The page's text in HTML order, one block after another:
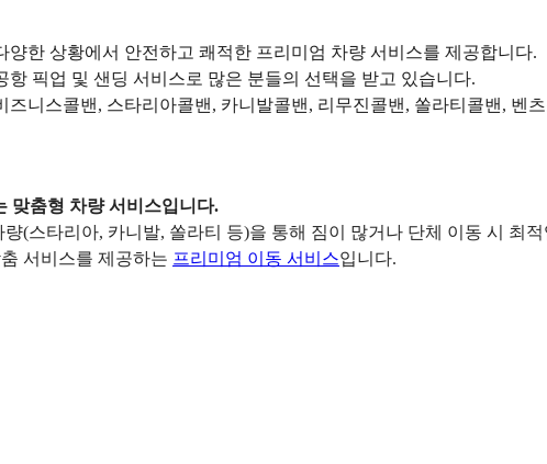
한 상황에서 안전하고 쾌적한 프리미엄 차량 서비스를 제공합니다.
픽업 및 샌딩 서비스로 많은 분들의 선택을 받고 있습니다.
니스콜밴, 스타리아콜밴, 카니발콜밴, 리무진콜밴, 쏠라티콜밴, 벤
맞춤형 차량 서비스입니다.
(스타리아, 카니발, 쏠라티 등)을 통해 짐이 많거나 단체 이동 시 최적
서비스를 제공하는 프리미엄 이동 서비스입니다.